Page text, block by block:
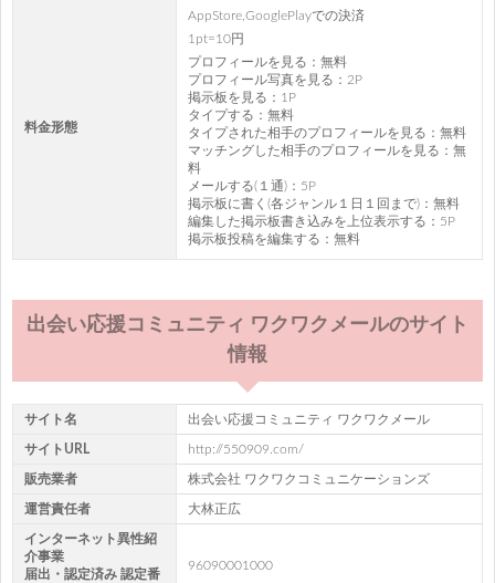
料金形態
AppStore,GooglePlayでの決済
1pt=10円
プロフィールを見る：無料
プロフィール写真を見る：2P
掲示板を見る：1P
タイプする：無料
タイプされた相手のプロフィールを見る：無料
マッチングした相手のプロフィールを見る：無
料
メールする(１通)：5P
掲示板に書く(各ジャンル１日１回まで)：無料
編集した掲示板書き込みを上位表示する：5P
掲示板投稿を編集する：無料
出会い応援コミュニティ ワクワクメールのサイト
情報
サイト名 出会い応援コミュニティ ワクワクメール
サイトURL http://550909.com/
販売業者 株式会社 ワクワクコミュニケーションズ
運営責任者 大林正広
インターネット異性紹
介事業
届出・認定済み 認定番
96090001000